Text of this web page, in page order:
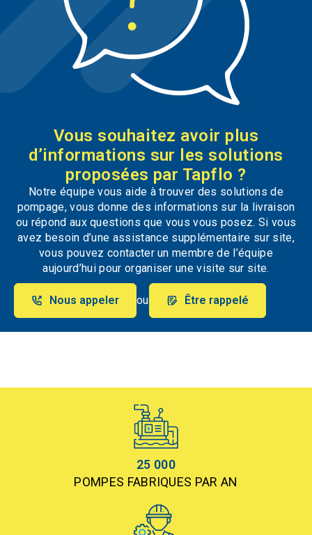
Vous souhaitez avoir plus
d’informations sur les solutions
proposées par Tapflo ?
Notre équipe vous aide à trouver des solutions de
pompage, vous donne des informations sur la livraison
ou répond aux questions que vous vous posez. Si vous
avez besoin d’une assistance supplémentaire sur site,
vous pouvez contacter un membre de l’équipe
aujourd’hui pour organiser une visite sur site.
Nous appeler ou Être rappelé
25 000
POMPES FABRIQUES PAR AN